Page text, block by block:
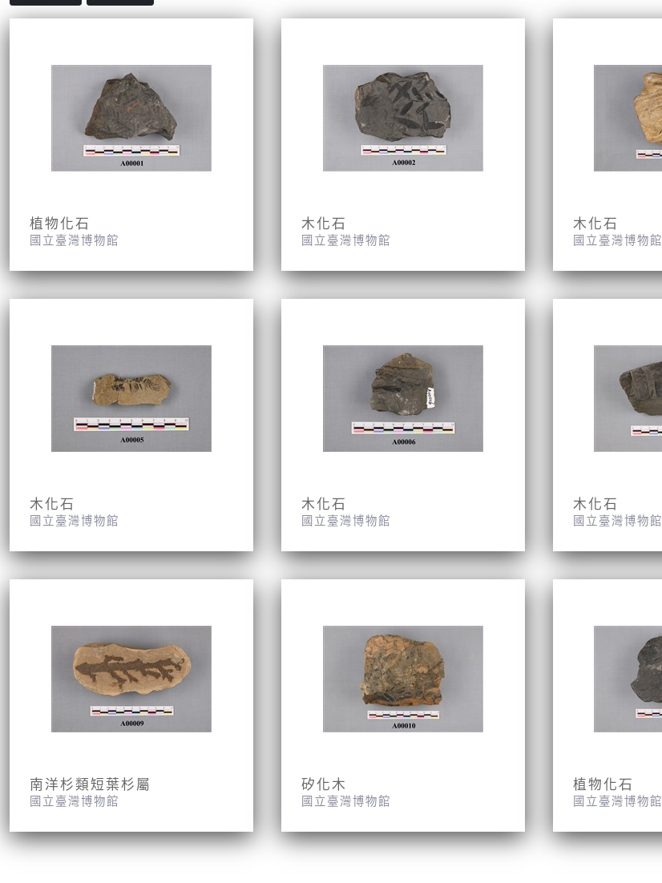
植物化石
國立臺灣博物館
木化石
國立臺灣博物館
木化石
國立臺灣博物館
木化石
國立臺灣博物館
木化石
國立臺灣博物館
木化石
國立臺灣博物館
南洋杉類短葉杉屬
國立臺灣博物館
矽化木
國立臺灣博物館
植物化石
國立臺灣博物館